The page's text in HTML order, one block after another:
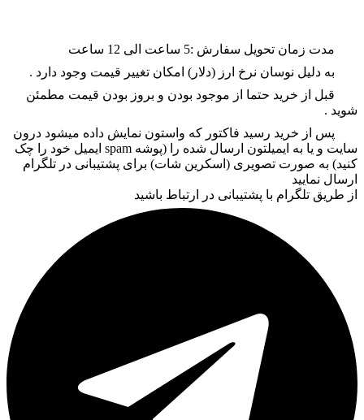
مدت زمان تحویل سفارش :5 ساعت الی 12 ساعت
به دلیل نوسان نرخ ارز (دلار) امکان تغییر قیمت وجود دارد .
قبل از خرید حتما از موجود بودن و بروز بودن قیمت مطمئن
شوید .
پس از خرید رسید فاکتور که واستون نمایش داده میشود درون
سایت و یا به ایمیلتون ارسال شده را (پوشه spam ایمیل خود را چک
کنید) به صورت تصویری (اسکرین شات) برای پشتیبانی در تلگرام
ارسال نمایید
از طریق تلگرام با پشتیبانی در ارتباط باشید